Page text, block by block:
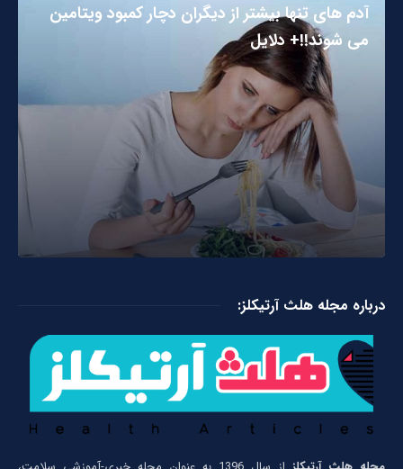
آدم های تنها بیشتر از دیگران دچار کمبود ویتامین
می شوند!!+ دلایل
درباره مجله هلث آرتیکلز: